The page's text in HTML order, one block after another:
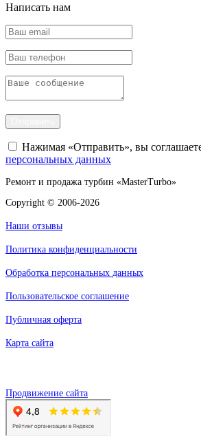
Написать нам
Нажимая «Отправить», вы
персональных данных
Ремонт и продажа турбин «MasterTurbo»
Copyright © 2006-2026
Наши отзывы
Политика конфиденциальности
Обработка персональных данных
Пользовательское соглашение
Публичная оферта
Карта сайта
Продвижение сайта